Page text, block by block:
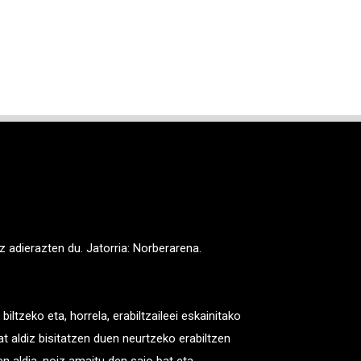
adierazten du. Jatorria: Norberarena.
eta, horrela, erabiltzaileei eskainitako
aldiz bisitatzen duen neurtzeko erabiltzen